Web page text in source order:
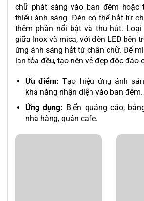
chữ phát sáng vào ban đêm hoặc
thiếu ánh sáng. Đèn có thể hắt từ
thêm phần nổi bật và thu hút.
giữa Inox và mica, với đèn LED bên
ứng ánh sáng hắt từ chân chữ. Đế
lan tỏa đều, tạo nên vẻ đẹp độc đáo
Ưu điểm: Tạo hiệu ứng ánh
khả năng nhận diện vào ban đêm.
Ứng dụng: Biển quảng cáo,
nhà hàng, quán cafe.